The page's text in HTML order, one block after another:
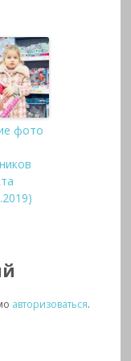
фото
авторизоваться.